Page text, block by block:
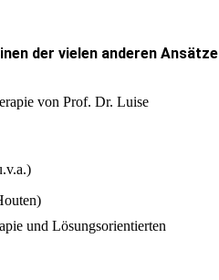
der vielen anderen Ansätze
von Prof. Dr. Luise
und Lösungsorientierten